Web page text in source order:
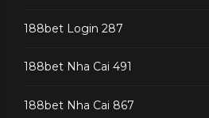
188bet Login 287
188bet Nha Cai 491
188bet Nha Cai 867